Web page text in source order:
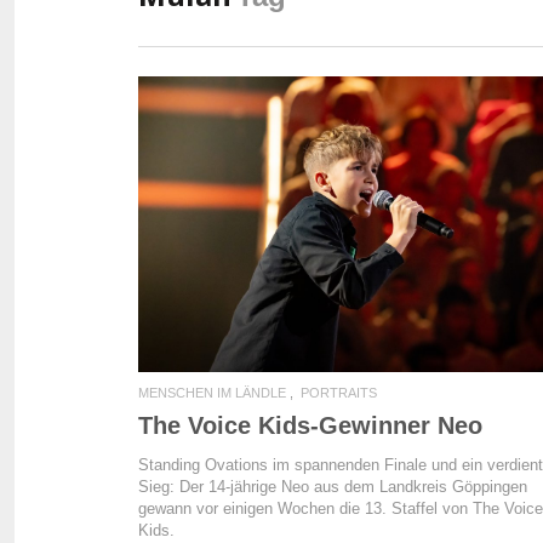
READ MORE
MENSCHEN IM LÄNDLE PORTRAITS
The Voice Kids-Gewinner Neo
Standing Ovations im spannenden Finale und ein
Sieg: Der 14-jährige Neo aus dem Landkreis Göppingen
gewann vor einigen Wochen die 13. Staffel von The Voice
Kids.